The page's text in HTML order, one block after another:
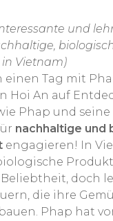
und
Vietnam)
einen Tag mit
Hoi An auf
Phap und
nachhaltige und
engagieren! In
doch
die ihre
Phap hat